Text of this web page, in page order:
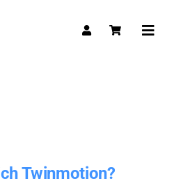
Toggle
Twinmotion?